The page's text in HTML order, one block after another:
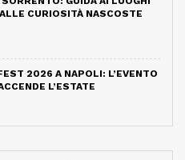
CURIOSITÀ NASCOSTE
2026 A NAPOLI: L’EVENTO
L’ESTATE